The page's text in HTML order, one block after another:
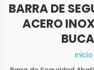
BARRA DE
ACERO
Inicio